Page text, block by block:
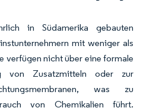
in Südamerika gebauten
mit weniger als
verfügen nicht über eine formale
von Zusatzmitteln oder zur
was zu
von Chemikalien führt.